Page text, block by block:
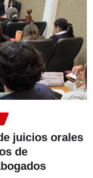
juicios orales
de